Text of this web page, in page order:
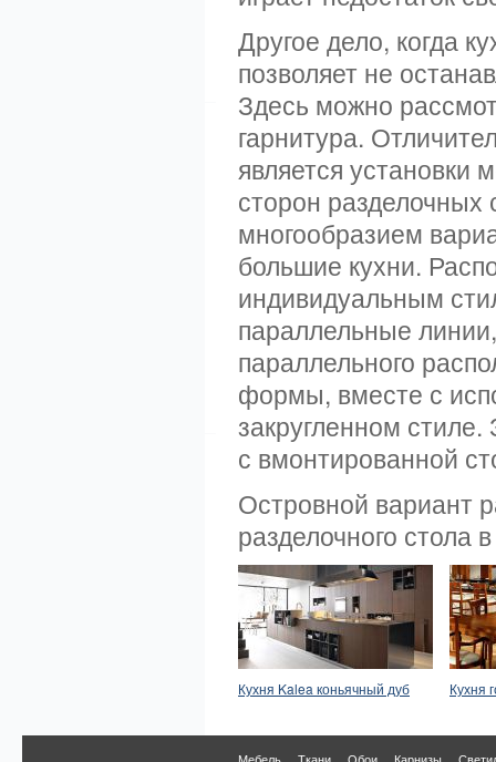
Другое дело, когда
позволяет не
Здесь можно
гарнитура.
является установки
сторон
многообразием
большие кухни.
индивидуальным
параллельные
параллельного
формы, вместе с
закругленном
с вмонтированной
Островной вариант
разделочного стола
Кухня Kalea коньячный дуб Кухня